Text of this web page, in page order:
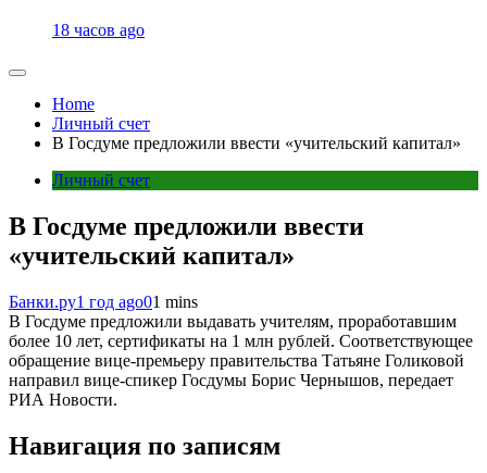
18 часов ago
Home
Личный счет
В Госдуме предложили ввести «учительский капитал»
Личный счет
В Госдуме предложили ввести
«учительский капитал»
Банки.ру1 год ago01 mins
В Госдуме предложили выдавать учителям, проработавшим
более 10 лет, сертификаты на 1 млн рублей. Соответствующее
обращение вице-премьеру правительства Татьяне Голиковой
направил вице-спикер Госдумы Борис Чернышов, передает
РИА Новости.
Навигация по записям